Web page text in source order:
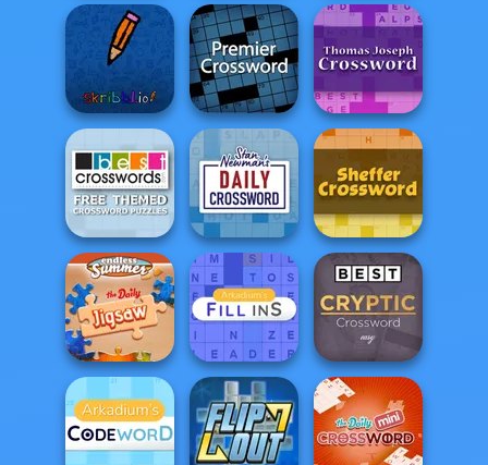
Xmas
Celebration
Jigsaw
Halloween Word
Search
Hello Kitty And
skribbl.io
Premier
Crossword
Thomas Joseph
Free Themed
Crossword
Puzzles
Stan's Daily
Crossword
Sheffer
Crossword
The Daily Jigsaw
Arkadium's Fill
Ins
Best Daily Cryptic
Crossword